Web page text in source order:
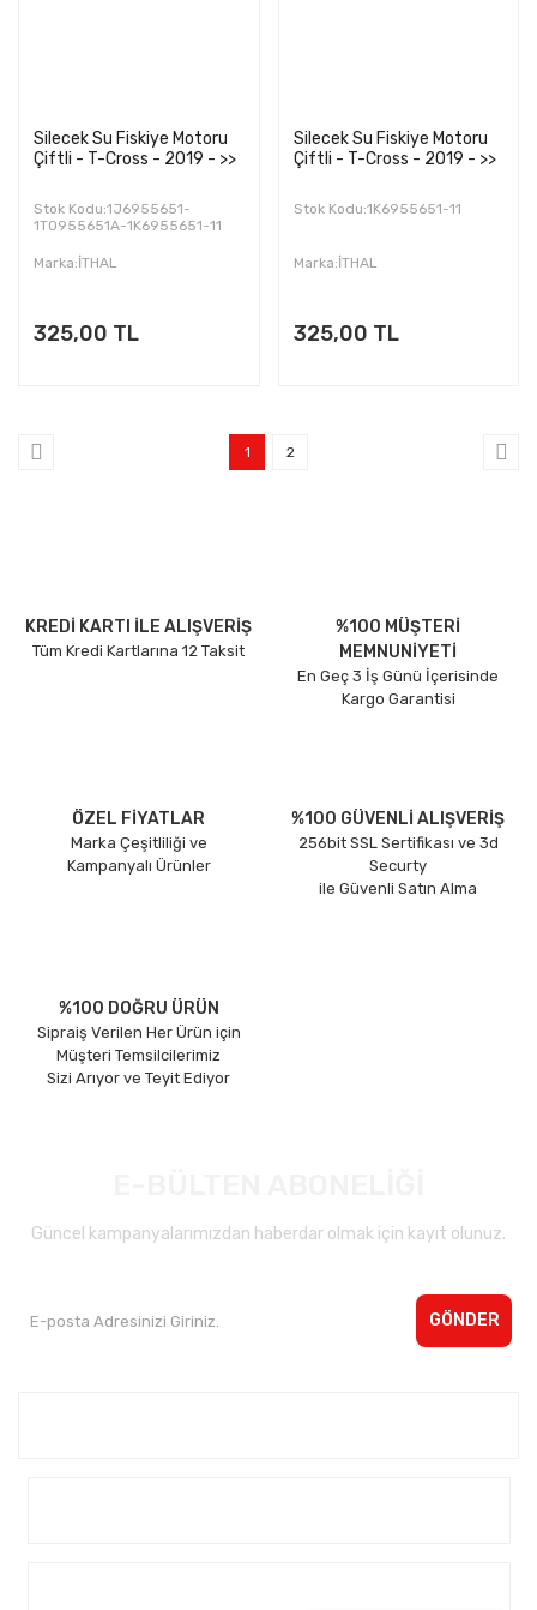
Silecek Su Fiskiye Motoru
Çiftli - T-Cross - 2019 - >>
Stok Kodu:1J6955651-
1T0955651A-1K6955651-11
Marka:İTHAL
325,00 TL
Silecek Su Fiskiye Motoru
Çiftli - T-Cross - 2019 - >>
Stok Kodu:1K6955651-11
Marka:İTHAL
325,00 TL
1 2
KREDİ KARTI İLE ALIŞVERİŞ
Tüm Kredi Kartlarına 12 Taksit
%100 MÜŞTERİ
MEMNUNİYETİ
En Geç 3 İş Günü İçerisinde
Kargo Garantisi
ÖZEL FİYATLAR
Marka Çeşitliliği ve
Kampanyalı Ürünler
%100 GÜVENLİ ALIŞVERİŞ
256bit SSL Sertifikası ve 3d
Securty
ile Güvenli Satın Alma
%100 DOĞRU ÜRÜN
Sipraiş Verilen Her Ürün için
Müşteri Temsilcilerimiz
Sizi Arıyor ve Teyit Ediyor
Güncel kampanyalarımızdan haberdar olmak için kayıt olunuz.
GÖNDER